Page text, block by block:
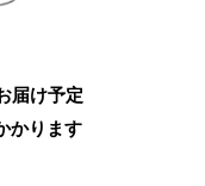
届け予定
かります